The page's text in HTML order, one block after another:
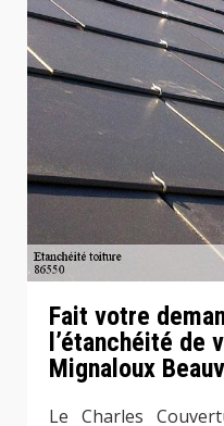
Fait votre
l’étanchéité de
Mignaloux
Le Charles